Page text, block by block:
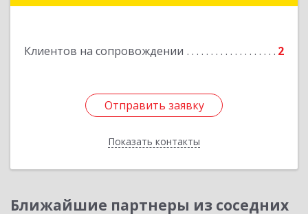
Клиентов на сопровождении 2
Отправить заявку
Показать контакты
Отправить заявку
Назад
Ближайшие партнеры из соседних